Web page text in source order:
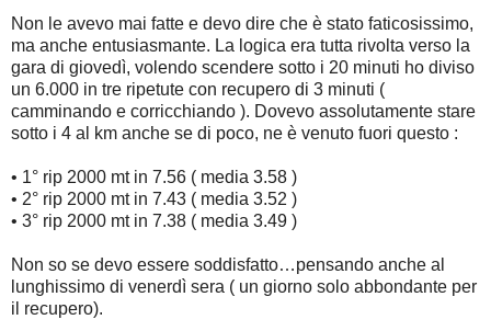
Non le avevo mai fatte e devo dire che è stato faticosissimo,
ma anche entusiasmante. La logica era tutta rivolta verso la
gara di giovedì, volendo scendere sotto i 20 minuti ho diviso
un 6.000 in tre ripetute con recupero di 3 minuti (
camminando e corricchiando ). Dovevo assolutamente stare
sotto i 4 al km anche se di poco, ne è venuto fuori questo :
• 1° rip 2000 mt in 7.56 ( media 3.58 )
• 2° rip 2000 mt in 7.43 ( media 3.52 )
• 3° rip 2000 mt in 7.38 ( media 3.49 )
Non so se devo essere soddisfatto…pensando anche al
lunghissimo di venerdì sera ( un giorno solo abbondante per
il recupero).